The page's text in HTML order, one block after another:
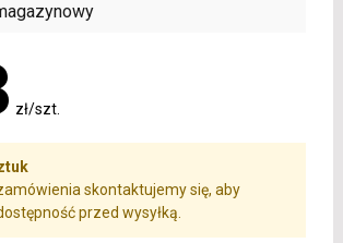
zł/szt.
skontaktujemy się, aby
przed wysyłką.